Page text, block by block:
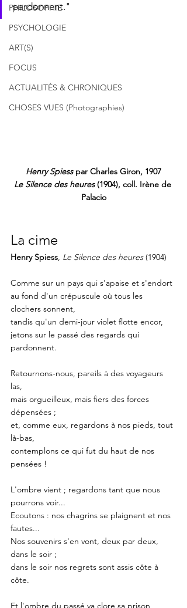
PHILOSOPHIE
PSYCHOLOGIE
ART(S)
FOCUS
ACTUALITÉS & CHRONIQUES
CHOSES VUES (Photographies)
pardonnent."
Henry Spiess par Charles Giron, 1907
Le Silence des heures (1904), coll. Irène de
Palacio
La cime
Henry Spiess, Le Silence des heures (1904)
Comme sur un pays qui s'apaise et s'endort
au fond d'un crépuscule où tous les
clochers sonnent,
tandis qu'un demi-jour violet flotte encor,
jetons sur le passé des regards qui
pardonnent.
Retournons-nous, pareils à des voyageurs
las,
mais orgueilleux, mais fiers des forces
dépensées ;
et, comme eux, regardons à nos pieds, tout
là-bas,
contemplons ce qui fut du haut de nos
pensées !
L'ombre vient ; regardons tant que nous
pourrons voir...
Ecoutons : nos chagrins se plaignent et nos
fautes...
Nos souvenirs s'en vont, deux par deux,
dans le soir ;
dans le soir nos regrets sont assis côte à
côte.
Et l'ombre du passé va clore sa prison